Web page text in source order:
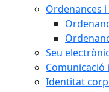
Ordenances
Seu
Identitat